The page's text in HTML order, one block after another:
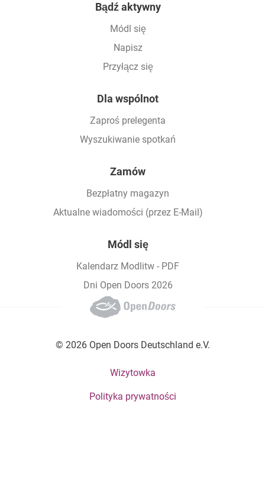
Bądź aktywny
Módl się
Napisz
Przyłącz się
Dla wspólnot
Zaproś prelegenta
Wyszukiwanie spotkań
Zamów
Bezpłatny magazyn
Aktualne wiadomości (przez E-Mail)
Módl się
Kalendarz Modlitw - PDF
Dni Open Doors 2026
© 2026 Open Doors Deutschland e.V.
Footer bottom menuWizytowka
Polityka prywatności